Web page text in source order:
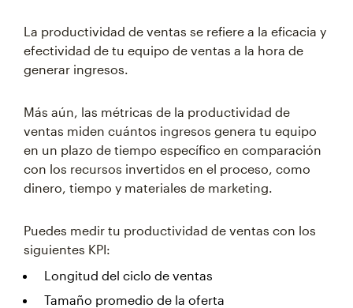
La productividad de ventas se refiere a la eficacia y
efectividad de tu equipo de ventas a la hora de
generar ingresos.
Más aún, las métricas de la productividad de
ventas miden cuántos ingresos genera tu equipo
en un plazo de tiempo específico en comparación
con los recursos invertidos en el proceso, como
dinero, tiempo y materiales de marketing.
Puedes medir tu productividad de ventas con los
siguientes KPI:
Longitud del ciclo de ventas
Tamaño promedio de la oferta